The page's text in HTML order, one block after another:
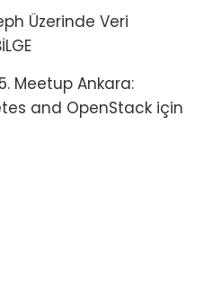
Üzerinde Veri
Meetup Ankara:
and OpenStack için